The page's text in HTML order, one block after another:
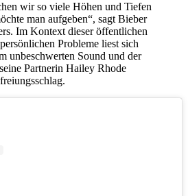
wir so viele Höhen und Tiefen
man aufgeben“, sagt Bieber
Im Kontext dieser öffentlichen
Probleme liest sich
unbeschwerten Sound und der
Partnerin Hailey Rhode